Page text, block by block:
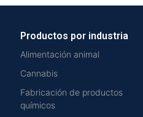
Productos por industria
Alimentación animal
Cannabis
Fabricación de productos
químicos